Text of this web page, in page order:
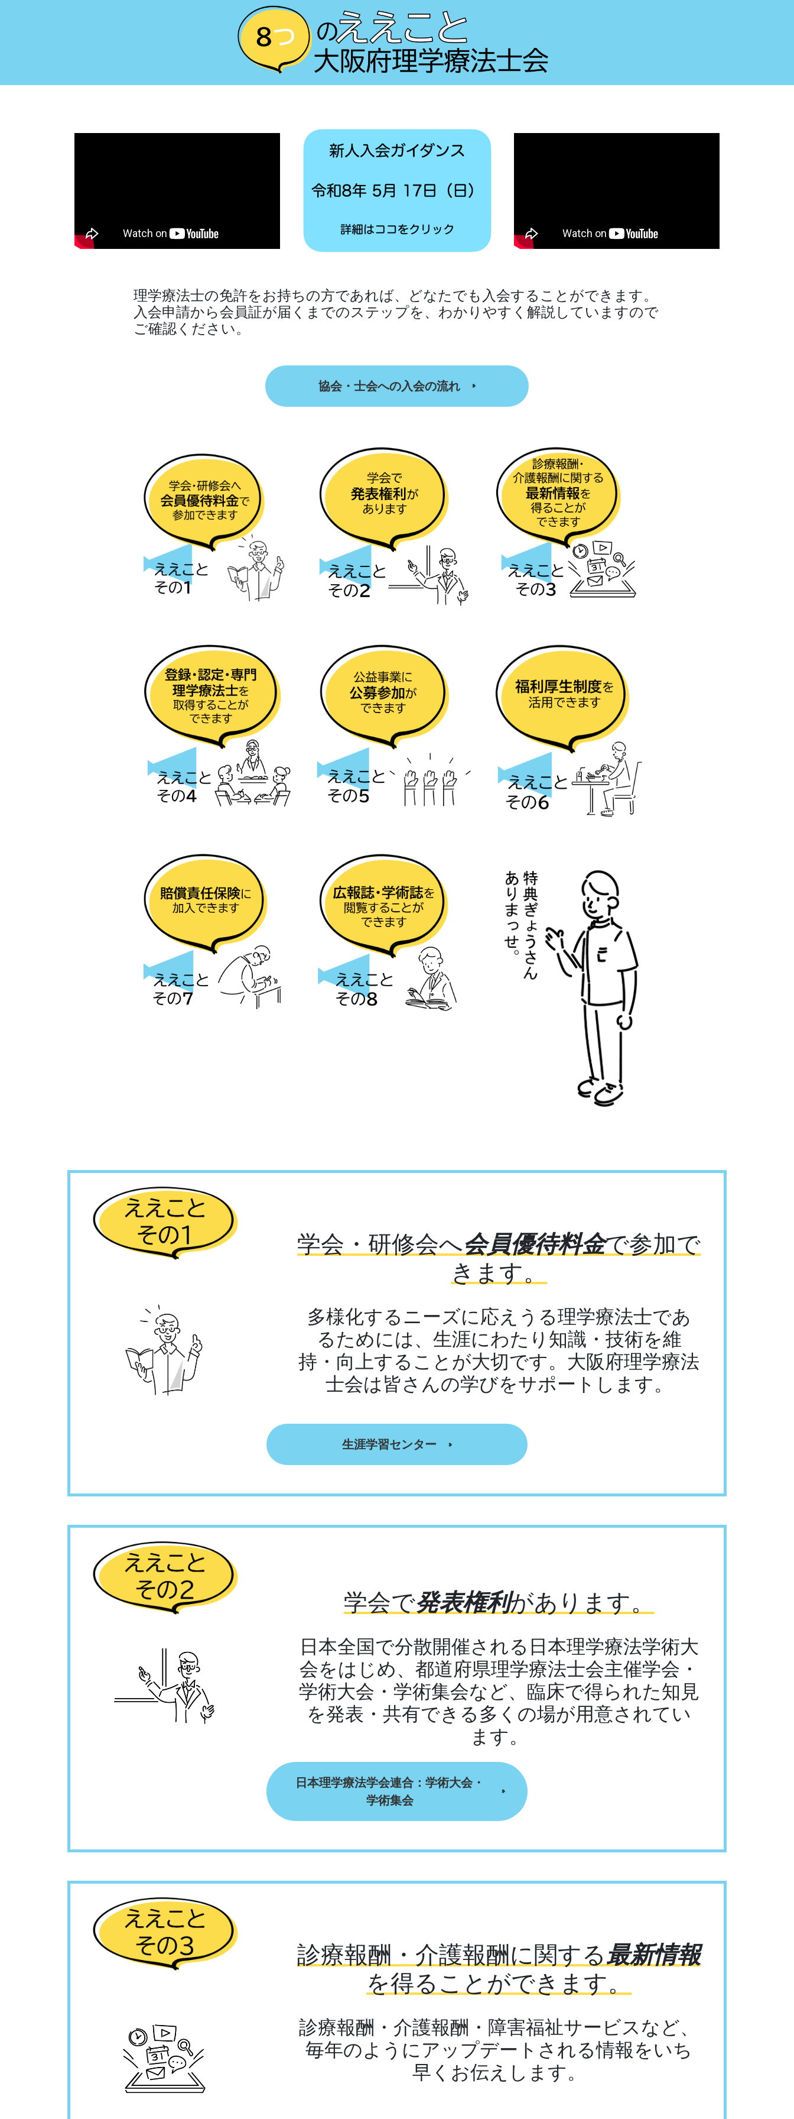
理学療法士の免許をお持ちの方であれば、どなたでも入会することができます。
入会申請から会員証が届くまでのステップを、わかりやすく解説していますので
ご確認ください。
協会・士会への入会の流れ
学会・研修会へ会員優待料金で参加で
きます。
多様化するニーズに応えうる理学療法士であ
るためには、生涯にわたり知識・技術を維
持・向上することが大切です。大阪府理学療法
士会は皆さんの学びをサポートします。
生涯学習センター
学会で発表権利があります。
日本全国で分散開催される日本理学療法学術大
会をはじめ、都道府県理学療法士会主催学会・
学術大会・学術集会など、臨床で得られた知見
を発表・共有できる多くの場が用意されてい
ます。
日本理学療法学会連合：学術大会・
学術集会
診療報酬・介護報酬に関する最新情報
を得ることができます。
診療報酬・介護報酬・障害福祉サービスなど、
毎年のようにアップデートされる情報をいち
早くお伝えします。